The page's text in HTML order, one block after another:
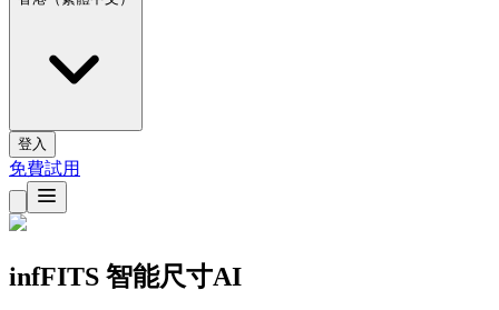
登入
免費試用
infFITS 智能尺寸AI